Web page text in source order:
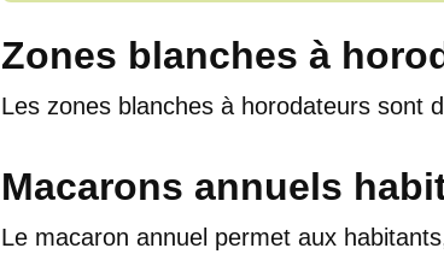
Zones blanches à
Les zones blanches à horodateurs sont
Macarons annuels
Le macaron annuel permet aux